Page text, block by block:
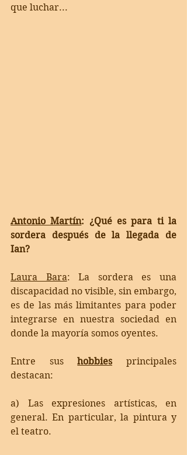
que luchar...
Antonio Martín: ¿Qué es para ti la
sordera después de la llegada de
Ian?
Laura Bara: La sordera es una
discapacidad no visible, sin embargo,
es de las más limitantes para poder
integrarse en nuestra sociedad en
donde la mayoría somos oyentes.
Entre sus hobbies principales
destacan:
a) Las expresiones artísticas, en
general. En particular, la pintura y
el teatro.